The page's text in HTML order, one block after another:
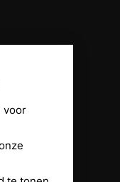
voor